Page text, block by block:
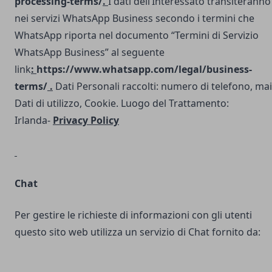
nei servizi WhatsApp Business secondo i termini che
WhatsApp riporta nel documento “Termini di Servizio
WhatsApp Business” al seguente
link: https://www.whatsapp.com/legal/business-
terms/ . Dati Personali raccolti: numero di telefono,
Dati di utilizzo, Cookie. Luogo del Trattamento:
Irlanda- Privacy Policy
Chat
Per gestire le richieste di informazioni con gli utenti
questo sito web utilizza un servizio di Chat fornito da: